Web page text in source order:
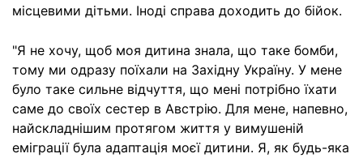
місцевими дітьми. Іноді справа доходить до бійок.
"Я не хочу, щоб моя дитина знала, що таке бомби,
тому ми одразу поїхали на Західну Україну. У мене
було таке сильне відчуття, що мені потрібно їхати
саме до своїх сестер в Австрію. Для мене, напевно,
найскладнішим протягом життя у вимушеній
еміграції була адаптація моєї дитини. Я, як будь-яка